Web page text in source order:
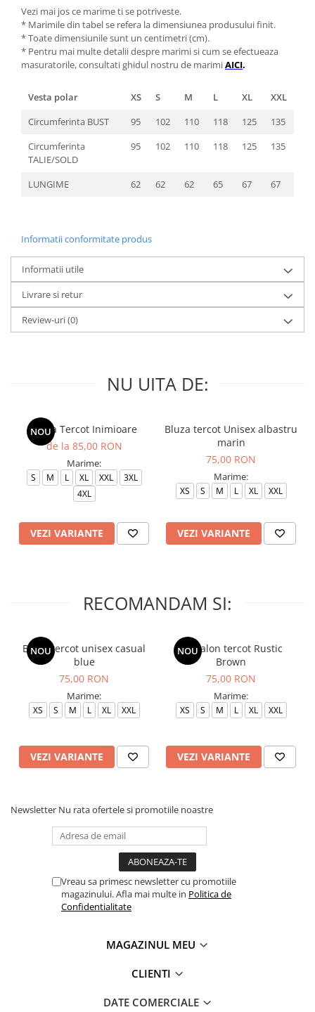
Vezi mai jos ce marime ti se potriveste.
* Marimile din tabel se refera la dimensiunea produsului finit.
* Toate dimensiunile sunt un centimetri (cm).
* Pentru mai multe detalii despre marimi si cum se efectueaza
masuratorile, consultati ghidul nostru de marimiAICI.
Vesta polar XS S M L XL
XXL
Circumferinta BUST
95 102 110 118 125
135
Circumferinta
TALIE/SOLD
95 102 110 118 125 135
LUNGIME 62 62 62 65 67 67
Informatii conformitate produs
Informatii utile
Livrare si retur
Review-uri(0)
NU UITA DE:
NOU
Bluza Tercot Inimioare
de la 85,00 RON
Marime:
S M L XL XXL
3XL
4XL
VEZI VARIANTE
Bluza tercot Unisex albastru
marin
75,00 RON
Marime:
XS S M L XL XXL
VEZI VARIANTE
RECOMANDAM SI:
NOU
Bluza tercot unisex casual
blue
75,00 RON
Marime:
XS S M L XL XXL
VEZI VARIANTE
NOU
Pantalon tercot Rustic
Brown
75,00 RON
Marime:
XS S M L XL XXL
VEZI VARIANTE
Newsletter Nu rata ofertele si promotiile noastre
Vreau sa primesc newsletter cu promotiile
magazinului. Afla mai multe in Politica de
Confidentialitate
MAGAZINUL MEU
CLIENTI
DATE COMERCIALE